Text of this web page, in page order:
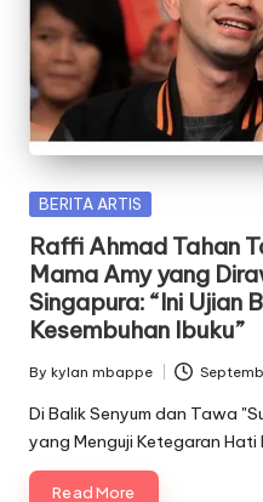
Posted
BERITA ARTIS
Raffi Ahmad Tahan
Mama Amy yang
Singapura: “Ini Ujian
Kesembuhan Ibuku”
Posted
by
By kylan mbappe
Di Balik Senyum dan Tawa
yang Menguji Ketegaran Hati
Read More